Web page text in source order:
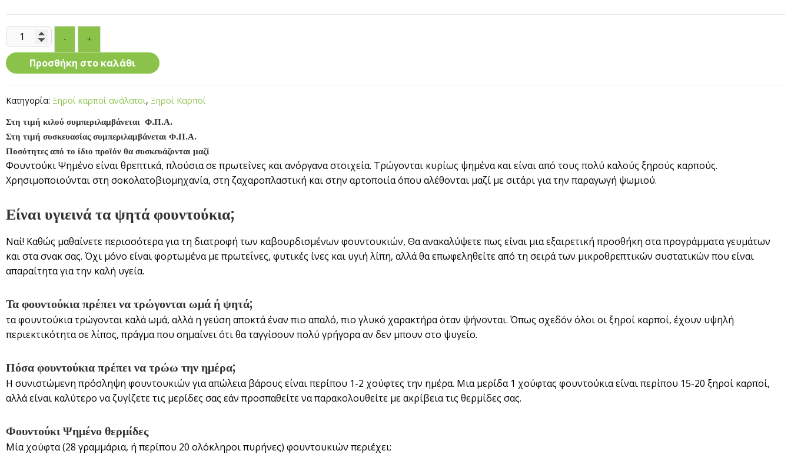
Ανάλατο
ποσότητα
- +
Προσθήκη στο καλάθι
Κατηγορία: Ξηροί καρποί ανάλατοι, Ξηροί Καρποί
Στη τιμή κιλού συμπεριλαμβάνεται Φ.Π.Α.
Στη τιμή συσκευασίας συμπεριλαμβάνεται Φ.Π.Α.
Ποσότητες από το ίδιο προϊόν θα συσκευάζονται μαζί
Φουντούκι Ψημένο είναι θρεπτικά, πλούσια σε πρωτεΐνες και ανόργανα στοιχεία. Τρώγονται κυρίως ψημένα και είναι από τους πολύ καλούς ξηρούς καρπούς.
Χρησιμοποιούνται στη σοκολατοβιομηχανία, στη ζαχαροπλαστική και στην αρτοποιία όπου αλέθονται μαζί με σιτάρι για την παραγωγή ψωμιού.
Είναι υγιεινά τα ψητά φουντούκια;
Ναί! Καθώς μαθαίνετε περισσότερα για τη διατροφή των καβουρδισμένων φουντουκιών, Θα ανακαλύψετε πως είναι μια εξαιρετική προσθήκη στα προγράμματα γευμάτων
και στα σνακ σας. Όχι μόνο είναι φορτωμένα με πρωτεΐνες, φυτικές ίνες και υγιή λίπη, αλλά θα επωφεληθείτε από τη σειρά των μικροθρεπτικών συστατικών που είναι
απαραίτητα για την καλή υγεία.
Τα φουντούκια πρέπει να τρώγονται ωμά ή ψητά;
τα φουντούκια τρώγονται καλά ωμά, αλλά η γεύση αποκτά έναν πιο απαλό, πιο γλυκό χαρακτήρα όταν ψήνονται. Όπως σχεδόν όλοι οι ξηροί καρποί, έχουν υψηλή
περιεκτικότητα σε λίπος, πράγμα που σημαίνει ότι θα ταγγίσουν πολύ γρήγορα αν δεν μπουν στο ψυγείο.
Πόσα φουντούκια πρέπει να τρώω την ημέρα;
Η συνιστώμενη πρόσληψη φουντουκιών για απώλεια βάρους είναι περίπου 1-2 χούφτες την ημέρα. Μια μερίδα 1 χούφτας φουντούκια είναι περίπου 15-20 ξηροί καρποί,
αλλά είναι καλύτερο να ζυγίζετε τις μερίδες σας εάν προσπαθείτε να παρακολουθείτε με ακρίβεια τις θερμίδες σας.
Φουντούκι Ψημένο θερμίδες
Μία χούφτα (28 γραμμάρια, ή περίπου 20 ολόκληροι πυρήνες) φουντουκιών περιέχει: